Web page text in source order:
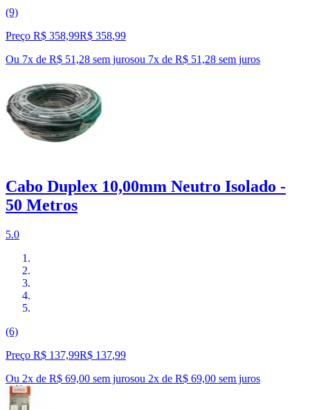
(9)
Preço R$ 358,99R$ 358,99
Ou 7x de R$ 51,28 sem jurosou 7x de R$ 51,28 sem juros
Cabo Duplex 10,00mm Neutro Isolado -
50 Metros
5.0
(6)
Preço R$ 137,99R$ 137,99
Ou 2x de R$ 69,00 sem jurosou 2x de R$ 69,00 sem juros